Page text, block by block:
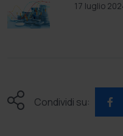
17 luglio
Condividi su: